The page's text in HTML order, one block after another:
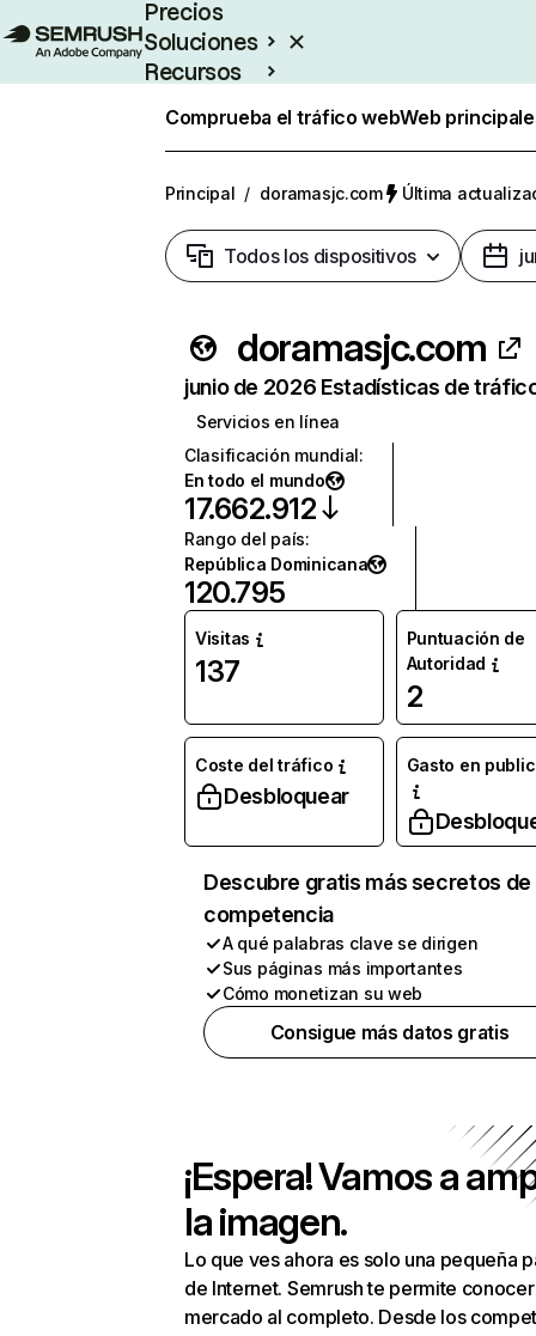
Precios
Soluciones
Recursos
Comprueba el tráfico webWeb
Principal / doramasjc.com Última
Todos los dispositivos
doramasjc.com
junio de 2026 Estadísticas de
Servicios en línea
Clasificación mundial:
En todo el mundo
17.662.912
Rango del país:
República Dominicana
120.795
Visitas
137
Puntuación de
Autoridad
2
Coste del tráfico
Desbloquear
Gasto en
Descubre gratis más secretos de
competencia
A qué palabras clave se dirigen
Sus páginas más importantes
Cómo monetizan su web
Consigue más datos gratis
¡Espera! Vamos a
la imagen.
Lo que ves ahora es solo una pequeña
de Internet. Semrush te permite
mercado al completo. Desde los